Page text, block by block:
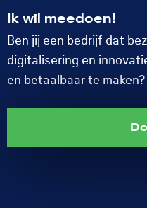
Ik wil meedoen!
Ben jij een bedrijf dat
digitalisering en
en betaalbaar te maken?